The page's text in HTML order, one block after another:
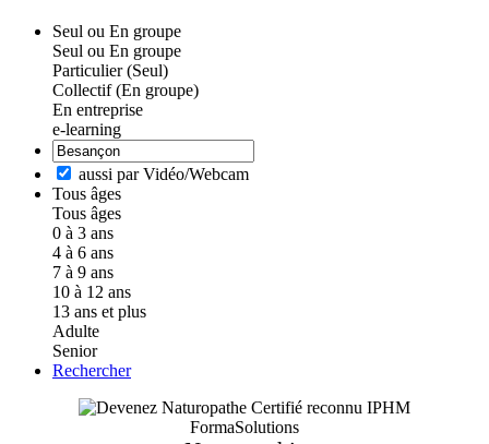
Seul ou En groupe
Seul ou En groupe
Particulier (Seul)
Collectif (En groupe)
En entreprise
e-learning
aussi par Vidéo/Webcam
Tous âges
Tous âges
0 à 3 ans
4 à 6 ans
7 à 9 ans
10 à 12 ans
13 ans et plus
Adulte
Senior
Rechercher
FormaSolutions